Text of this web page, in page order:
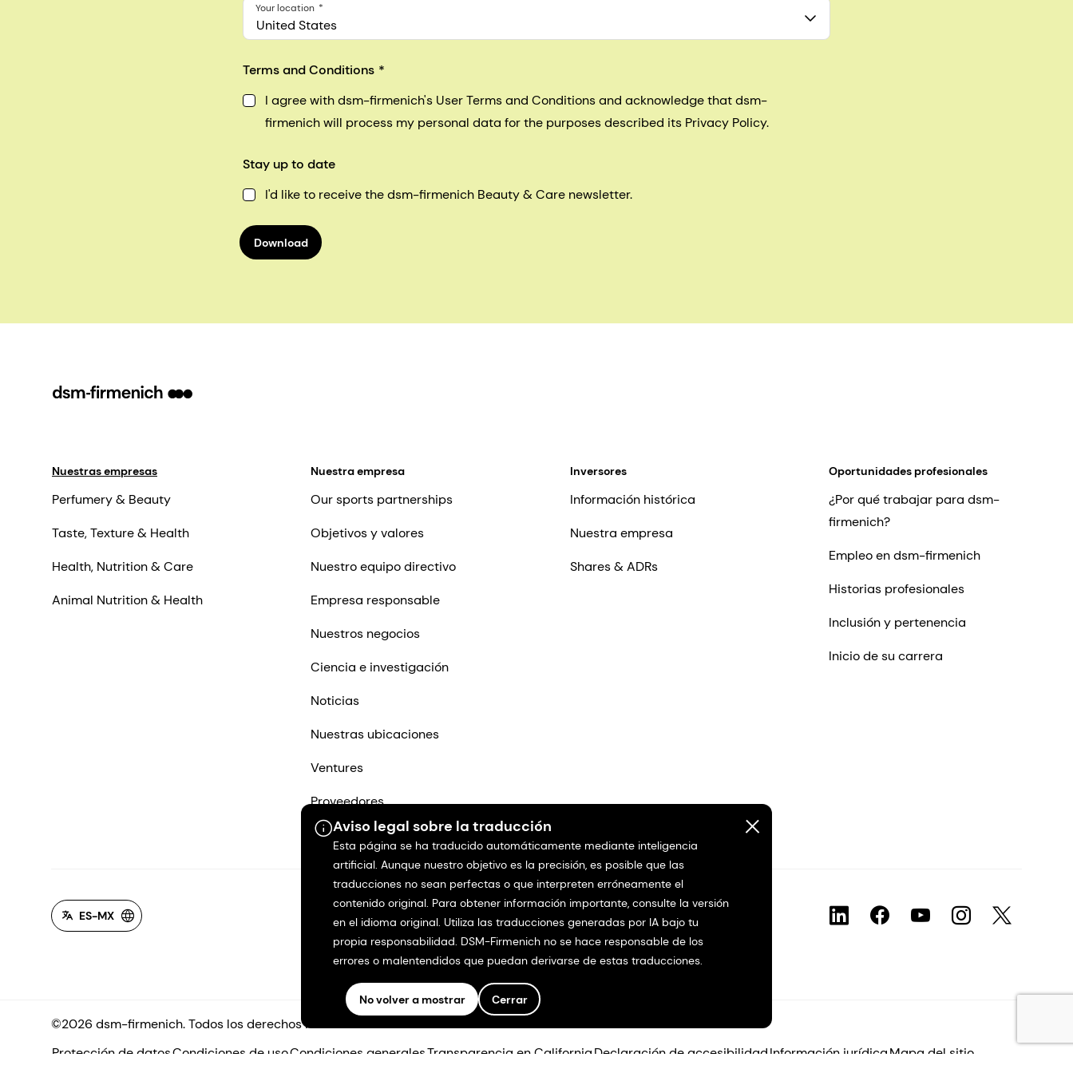
United States
Your location
Terms and Conditions
I agree with dsm-firmenich's User Terms and Conditions and acknowledge that dsm-
firmenich will process my personal data for the purposes described its Privacy Policy.
Stay up to date
I'd like to receive the dsm-firmenich Beauty & Care newsletter.
Download
Aviso legal sobre la traducción
Esta página se ha traducido automáticamente mediante inteligencia
artificial. Aunque nuestro objetivo es la precisión, es posible que las
traducciones no sean perfectas o que interpreten erróneamente el
contenido original. Para obtener información importante, consulte la versión
en el idioma original. Utiliza las traducciones generadas por IA bajo tu
propia responsabilidad. DSM-Firmenich no se hace responsable de los
errores o malentendidos que puedan derivarse de estas traducciones.
No volver a mostrar Cerrar
Nuestras empresas
Perfumery & Beauty
Taste, Texture & Health
Health, Nutrition & Care
Animal Nutrition & Health
Nuestra empresa
Our sports partnerships
Objetivos y valores
Nuestro equipo directivo
Empresa responsable
Nuestros negocios
Ciencia e investigación
Noticias
Nuestras ubicaciones
Ventures
Proveedores
Contáctenos
Inversores
Información histórica
Nuestra empresa
Shares & ADRs
Oportunidades profesionales
¿Por qué trabajar para dsm-
firmenich?
Empleo en dsm-firmenich
Historias profesionales
Inclusión y pertenencia
Inicio de su carrera
ES-MX
©2026 dsm-firmenich. Todos los derechos reservados.
Protección de datosCondiciones de usoCondiciones generalesTransparencia en CaliforniaDeclaración de accesibilidadInformación jurídicaMapa del sitio